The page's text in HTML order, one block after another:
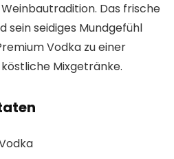
Das frische
sein seidiges Mundgefühl
Vodka zu einer
Mixgetränke.